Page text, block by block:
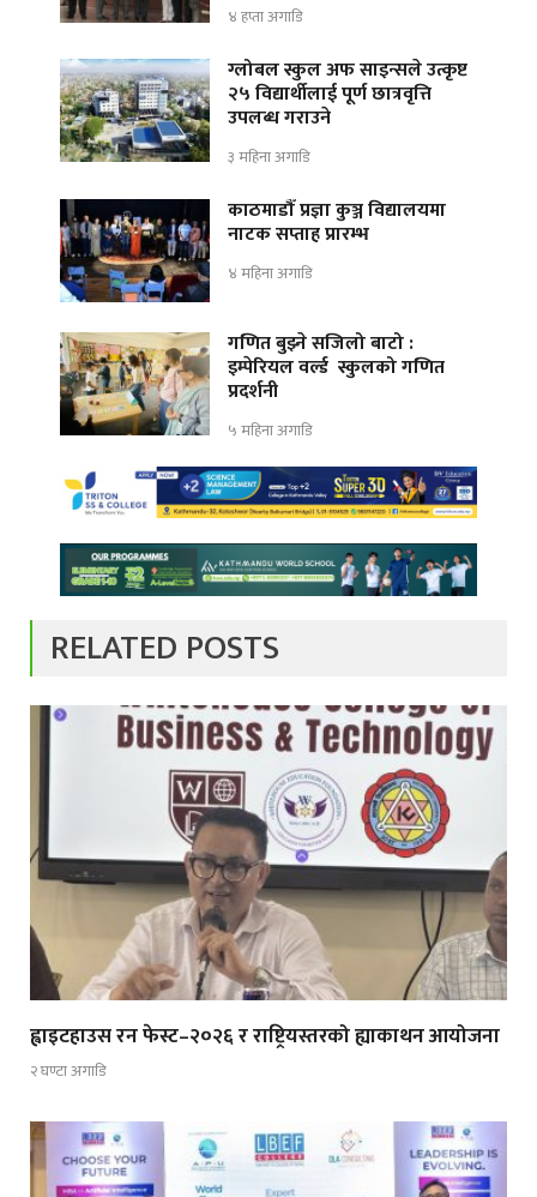
४ हप्ता अगाडि
ग्लोबल स्कुल अफ साइन्सले उत्कृष्ट
२५ विद्यार्थीलाई पूर्ण छात्रवृत्ति
उपलब्ध गराउने
३ महिना अगाडि
काठमाडौँ प्रज्ञा कुञ्ज विद्यालयमा
नाटक सप्ताह प्रारम्भ
४ महिना अगाडि
गणित बुझ्ने सजिलो बाटो :
इम्पेरियल वर्ल्ड स्कुलको गणित
प्रदर्शनी
५ महिना अगाडि
RELATED POSTS
ह्वाइटहाउस रन फेस्ट–२०२६ र राष्ट्रियस्तरको ह्याकाथन आयोजना
२ घण्टा अगाडि